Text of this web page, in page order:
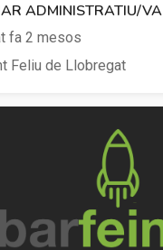
ADMINISTRATIU/VA
fa 2 mesos
Feliu de Llobregat